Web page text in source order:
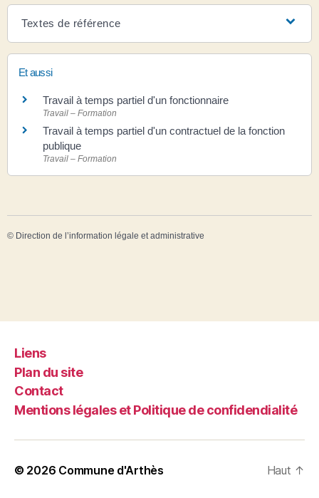
Textes de référence
Et aussi
Travail à temps partiel d'un fonctionnaire
Travail – Formation
Travail à temps partiel d'un contractuel de la fonction
publique
Travail – Formation
© Direction de l’information légale et administrative
Liens
Plan du site
Contact
Mentions légales et Politique de confidendialité
© 2026 Commune d'Arthès Haut ↑